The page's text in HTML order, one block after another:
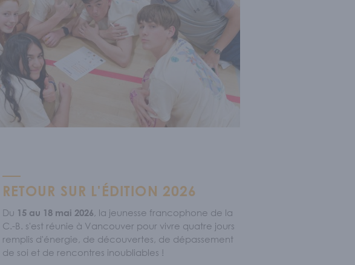
RETOUR SUR L'ÉDITION 2026
Du 15 au 18 mai 2026, la jeunesse francophone de la
C.-B. s'est réunie à Vancouver pour vivre quatre jours
remplis d'énergie, de découvertes, de dépassement
de soi et de rencontres inoubliables !